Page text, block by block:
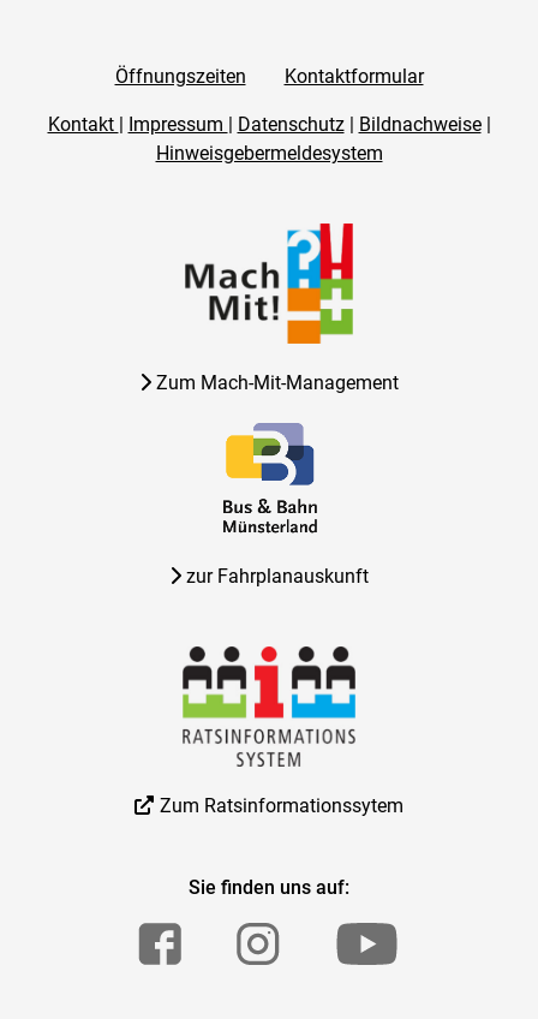
Öffnungszeiten Kontaktformular
Kontakt | Impressum | Datenschutz| Bildnachweise|
Hinweisgebermeldesystem
Zum Mach-Mit-Management
zur Fahrplanauskunft
Zum Ratsinformationssytem
Sie finden uns auf: